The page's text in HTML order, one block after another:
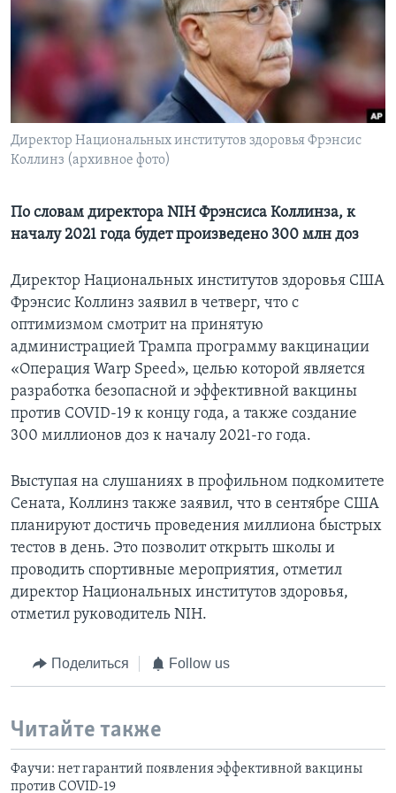
Learning English
СОЦИАЛЬНЫЕ СЕТИ
Языки
Директор Национальных институтов здоровья Фрэнсис
Коллинз (архивное фото)
По словам директора NIH Фрэнсиса Коллинза, к
началу 2021 года будет произведено 300 млн доз
Директор Национальных институтов здоровья США
Фрэнсис Коллинз заявил в четверг, что с
оптимизмом смотрит на принятую
администрацией Трампа программу вакцинации
«Операция Warp Speed», целью которой является
разработка безопасной и эффективной вакцины
против COVID-19 к концу года, а также создание
300 миллионов доз к началу 2021-го года.
Выступая на слушаниях в профильном подкомитете
Сената, Коллинз также заявил, что в сентябре США
планируют достичь проведения миллиона быстрых
тестов в день. Это позволит открыть школы и
проводить спортивные мероприятия, отметил
директор Национальных институтов здоровья,
отметил руководитель NIH.
Поделиться Follow us
Читайте также
Фаучи: нет гарантий появления эффективной вакцины
против COVID-19